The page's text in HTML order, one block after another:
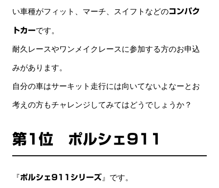
い車種がフィット、マーチ、スイフトなどのコンパク
トカーです。
耐久レースやワンメイクレースに参加する方のお申込
みがあります。
自分の車はサーキット走行には向いてないよなーとお
考えの方もチャレンジしてみてはどうでしょうか？
第1位 ポルシェ911
『ポルシェ911シリーズ』です。